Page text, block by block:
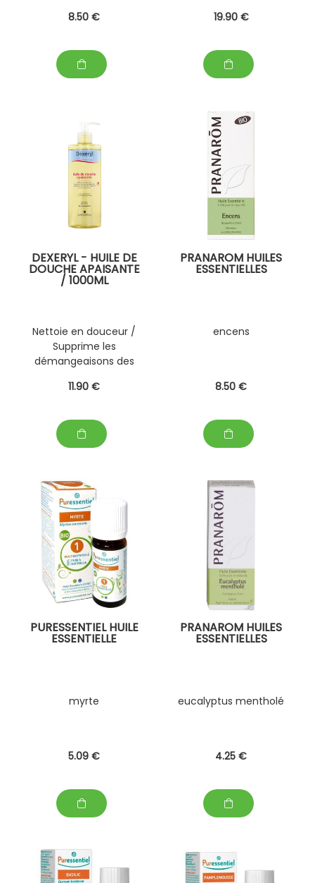
8.50 €
19.90 €
DEXERYL - HUILE DE
DOUCHE APAISANTE
/ 1000ML
Nettoie en douceur /
Supprime les
démangeaisons des
jours
11.90 €
PRANAROM HUILES
ESSENTIELLES
encens
8.50 €
PURESSENTIEL HUILE
ESSENTIELLE
myrte
5.09 €
PRANAROM HUILES
ESSENTIELLES
eucalyptus mentholé
4.25 €